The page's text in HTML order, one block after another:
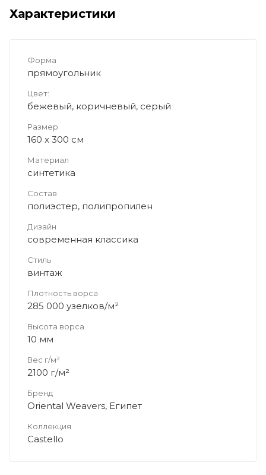
Характеристики
Форма
прямоугольник
Цвет:
бежевый, коричневый, серый
Размер
160 x 300 см
Материал
синтетика
Состав
полиэстер, полипропилен
Дизайн
современная классика
Стиль
винтаж
Плотность ворса
285 000 узелков/м²
Высота ворса
10 мм
Вес г/м²
2100 г/м²
Бренд
Oriental Weavers, Египет
Коллекция
Castello